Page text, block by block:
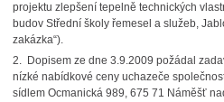
projektu zlepšení tepelně technických
budov Střední školy řemesel a služeb,
zakázka“).
2. Dopisem ze dne 3.9.2009 požádal
nízké nabídkové ceny uchazeče
sídlem Ocmanická 989, 675 71 Náměšť